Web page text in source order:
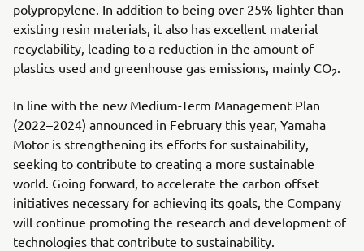
polypropylene. In addition to being over 25% lighter than
existing resin materials, it also has excellent material
recyclability, leading to a reduction in the amount of
plastics used and greenhouse gas emissions, mainly CO2.
In line with the new Medium-Term Management Plan
(2022–2024) announced in February this year, Yamaha
Motor is strengthening its efforts for sustainability,
seeking to contribute to creating a more sustainable
world. Going forward, to accelerate the carbon offset
initiatives necessary for achieving its goals, the Company
will continue promoting the research and development of
technologies that contribute to sustainability.